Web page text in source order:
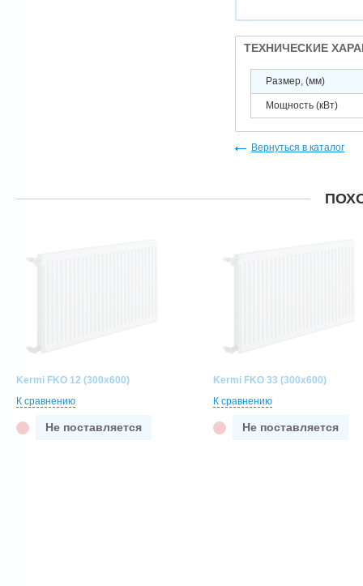
ТЕХНИЧЕСКИЕ
Размер, (мм)
Мощность (кВт)
Вернуться в каталог
Kermi FKO 12 (300x600)
К сравнению
Не поставляется
Kermi FKO 33 (300x600)
К сравнению
Не поставляется